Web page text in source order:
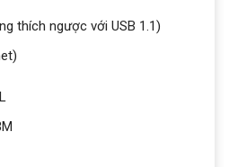
thích ngược với USB 1.1)